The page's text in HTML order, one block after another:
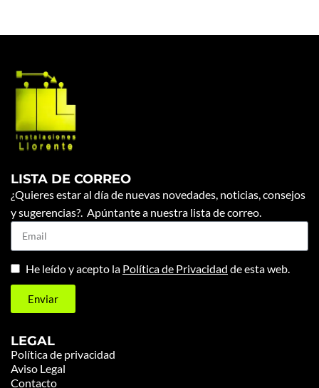
LISTA DE CORREO
¿Quieres estar al día de nuevas novedades, noticias, consejos
y sugerencias?. Apúntante a nuestra lista de correo.
He leído y acepto la Política de Privacidad de esta web.
Enviar
LEGAL
Política de privacidad
Aviso Legal
Contacto